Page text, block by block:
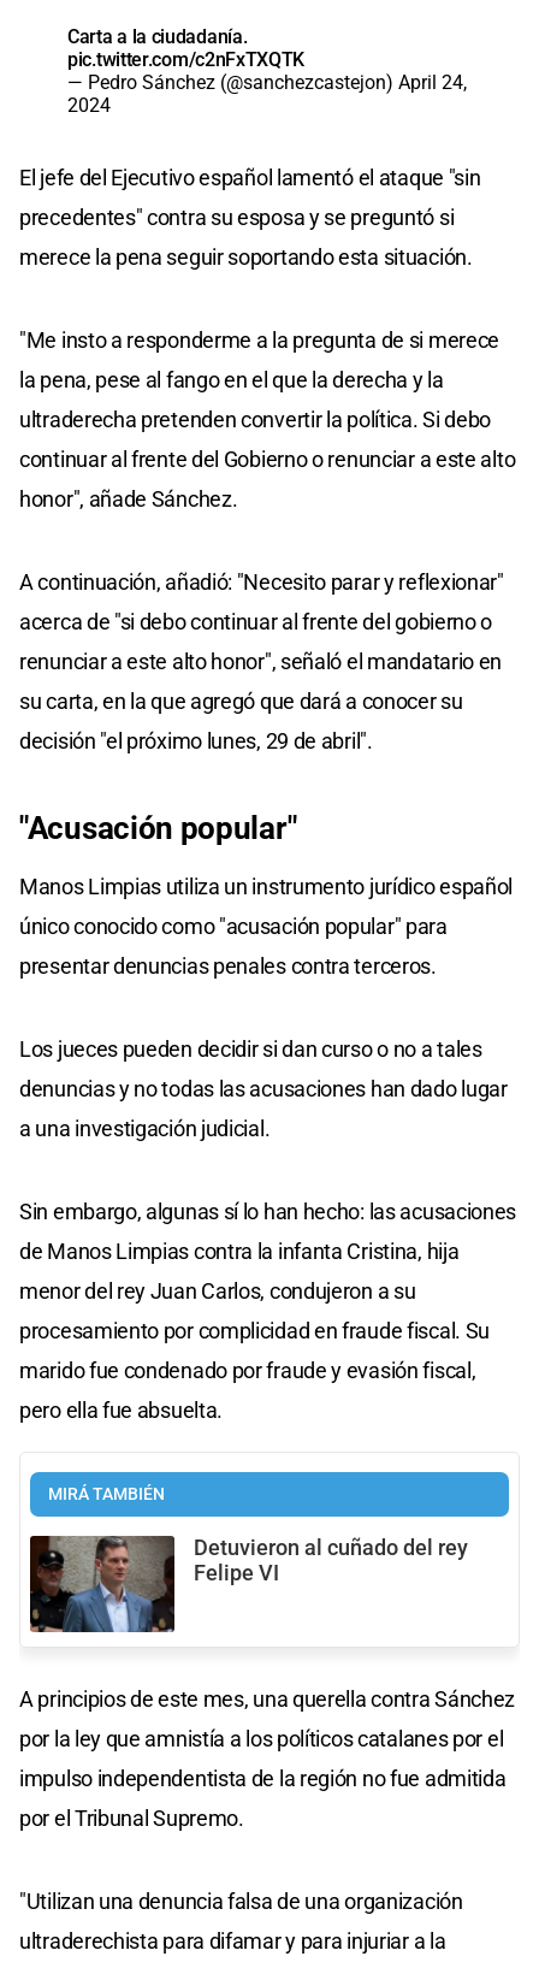
Carta a la ciudadanía.
pic.twitter.com/c2nFxTXQTK
— Pedro Sánchez (@sanchezcastejon) April 24,
2024
El jefe del Ejecutivo español lamentó el ataque "sin
precedentes" contra su esposa y se preguntó si
merece la pena seguir soportando esta situación.
"Me insto a responderme a la pregunta de si merece
la pena, pese al fango en el que la derecha y la
ultraderecha pretenden convertir la política. Si debo
continuar al frente del Gobierno o renunciar a este alto
honor", añade Sánchez.
A continuación, añadió: "Necesito parar y reflexionar"
acerca de "si debo continuar al frente del gobierno o
renunciar a este alto honor", señaló el mandatario en
su carta, en la que agregó que dará a conocer su
decisión "el próximo lunes, 29 de abril".
"Acusación popular"
Manos Limpias utiliza un instrumento jurídico español
único conocido como "acusación popular" para
presentar denuncias penales contra terceros.
Los jueces pueden decidir si dan curso o no a tales
denuncias y no todas las acusaciones han dado lugar
a una investigación judicial.
Sin embargo, algunas sí lo han hecho: las acusaciones
de Manos Limpias contra la infanta Cristina, hija
menor del rey Juan Carlos, condujeron a su
procesamiento por complicidad en fraude fiscal. Su
marido fue condenado por fraude y evasión fiscal,
pero ella fue absuelta.
MIRÁ TAMBIÉN
Detuvieron al cuñado del rey
Felipe VI
A principios de este mes, una querella contra Sánchez
por la ley que amnistía a los políticos catalanes por el
impulso independentista de la región no fue admitida
por el Tribunal Supremo.
"Utilizan una denuncia falsa de una organización
ultraderechista para difamar y para injuriar a la